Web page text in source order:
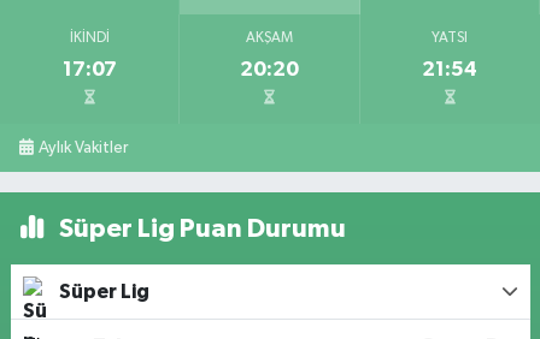
İKINDI
17:07
AKŞAM
20:20
YATSI
21:54
Aylık Vakitler
Süper Lig Puan Durumu
Süper Lig